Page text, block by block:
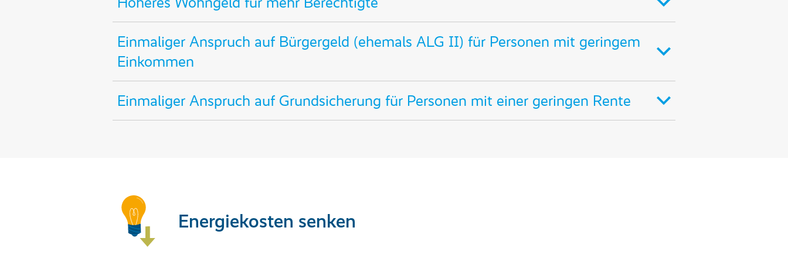
Einmaliger Anspruch auf Bürgergeld (ehemals ALG II) für Personen mit geringem
Einkommen
Einmaliger Anspruch auf Grundsicherung für Personen mit einer geringen Rente
Energiekosten senken